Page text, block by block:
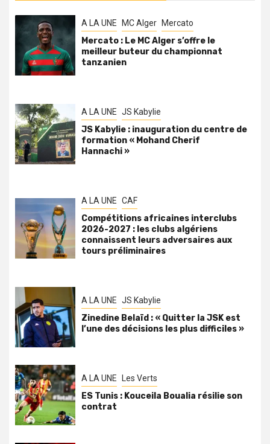
A LA UNE MC Alger Mercato
Mercato : Le MC Alger s’offre le
meilleur buteur du championnat
tanzanien
A LA UNE JS Kabylie
JS Kabylie : inauguration du centre de
formation « Mohand Cherif
Hannachi »
A LA UNE CAF
Compétitions africaines interclubs
2026-2027 : les clubs algériens
connaissent leurs adversaires aux
tours préliminaires
A LA UNE JS Kabylie
Zinedine Belaïd : « Quitter la JSK est
l’une des décisions les plus difficiles »
A LA UNE Les Verts
ES Tunis : Kouceila Boualia résilie son
contrat